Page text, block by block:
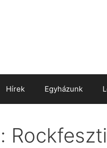
Hírek Egyházunk